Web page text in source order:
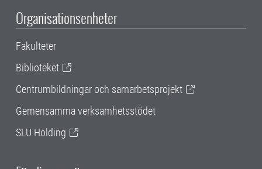
Organisationsenheter
Fakulteter
Biblioteket
Centrumbildningar och samarbetsprojekt
Gemensamma verksamhetsstödet
SLU Holding